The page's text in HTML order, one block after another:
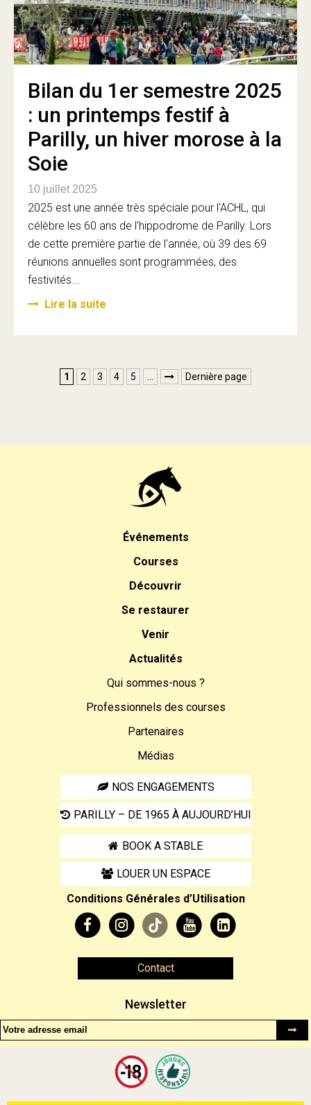
Bilan du 1er semestre 2025
: un printemps festif à
Parilly, un hiver morose à la
Soie
10 juillet 2025
2025 est une année très spéciale pour l'ACHL, qui
célèbre les 60 ans de l'hippodrome de Parilly. Lors
de cette première partie de l'année, où 39 des 69
réunions annuelles sont programmées, des
festivités...
Lire la suite
1 2 3 4 5  Dernière page
Événements
Courses
Découvrir
Se restaurer
Venir
Actualités
Qui sommes-nous ?
Professionnels des courses
Partenaires
Médias
NOS ENGAGEMENTS
PARILLY – DE 1965 À AUJOURD’HUI
BOOK A STABLE
LOUER UN ESPACE
Conditions Générales d’Utilisation
Contact
Newsletter